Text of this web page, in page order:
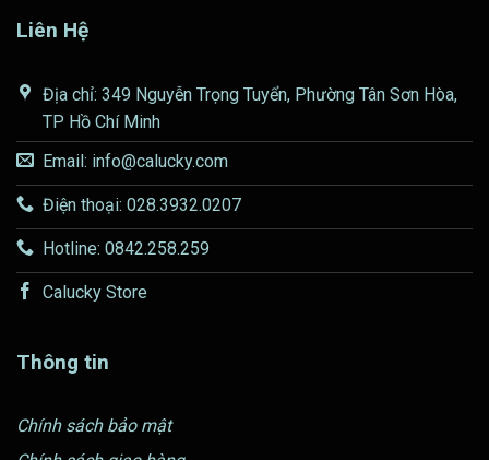
Liên Hệ
Địa chỉ: 349 Nguyễn Trọng Tuyển, Phường Tân Sơn Hòa,
TP Hồ Chí Minh
Email: info@calucky.com
Điện thoại: 028.3932.0207
Hotline: 0842.258.259
Calucky Store
Thông tin
Chính sách bảo mật